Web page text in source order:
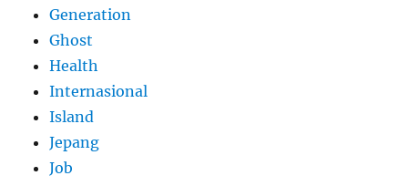
Generation
Ghost
Health
Internasional
Island
Jepang
Job